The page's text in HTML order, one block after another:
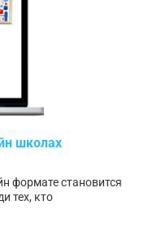
школах
формате становится
тех, кто